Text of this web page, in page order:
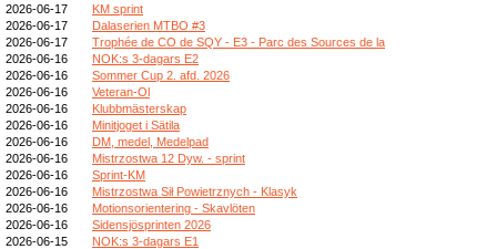
2026-06-17
KM sprint
2026-06-17
Dalaserien MTBO #3
2026-06-17
Trophée de CO de SQY - E3 - Parc des Sources de la
2026-06-16
NOK:s 3-dagars E2
2026-06-16
Sommer Cup 2. afd. 2026
2026-06-16
Veteran-Ol
2026-06-16
Klubbmästerskap
2026-06-16
Minitjoget i Sätila
2026-06-16
DM, medel, Medelpad
2026-06-16
Mistrzostwa 12 Dyw. - sprint
2026-06-16
Sprint-KM
2026-06-16
Mistrzostwa Sił Powietrznych - Klasyk
2026-06-16
Motionsorientering - Skavlöten
2026-06-16
Sidensjösprinten 2026
2026-06-15
NOK:s 3-dagars E1